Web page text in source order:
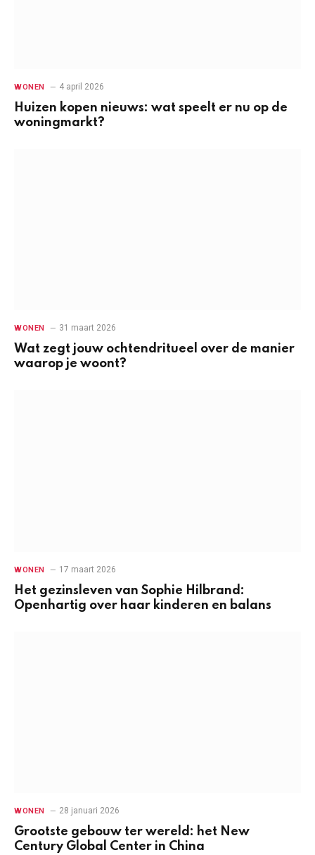
WONEN 4 april 2026
Huizen kopen nieuws: wat speelt er nu op de
woningmarkt?
WONEN 31 maart 2026
Wat zegt jouw ochtendritueel over de manier
waarop je woont?
WONEN 17 maart 2026
Het gezinsleven van Sophie Hilbrand:
Openhartig over haar kinderen en balans
WONEN 28 januari 2026
Grootste gebouw ter wereld: het New
Century Global Center in China